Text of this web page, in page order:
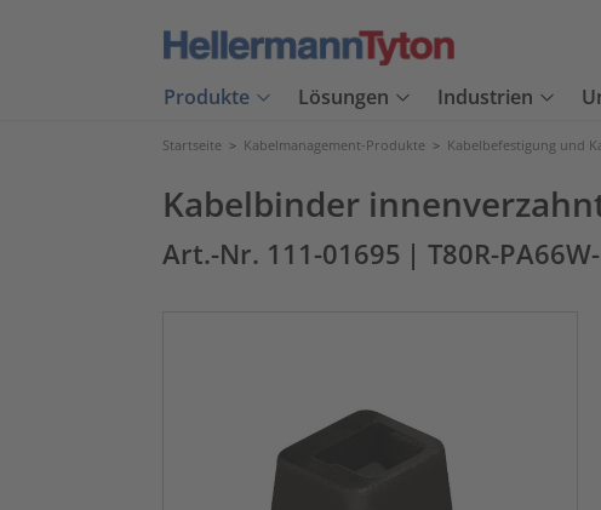
Produkte Lösungen Industrien
Startseite > Kabelmanagement-Produkte > Kabelbefestigung und
Kabelbinder
Art.-Nr. 111-01695 | T80R-